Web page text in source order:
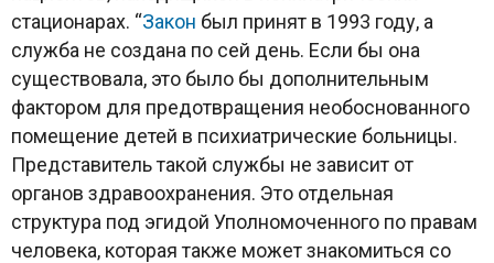
стационарах. “Закон был принят в 1993 году, а
служба не создана по сей день. Если бы она
существовала, это было бы дополнительным
фактором для предотвращения необоснованного
помещение детей в психиатрические больницы.
Представитель такой службы не зависит от
органов здравоохранения. Это отдельная
структура под эгидой Уполномоченного по правам
человека, которая также может знакомиться со